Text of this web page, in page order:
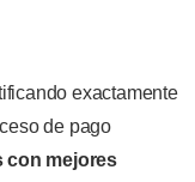
exactamente
de pago
con mejores